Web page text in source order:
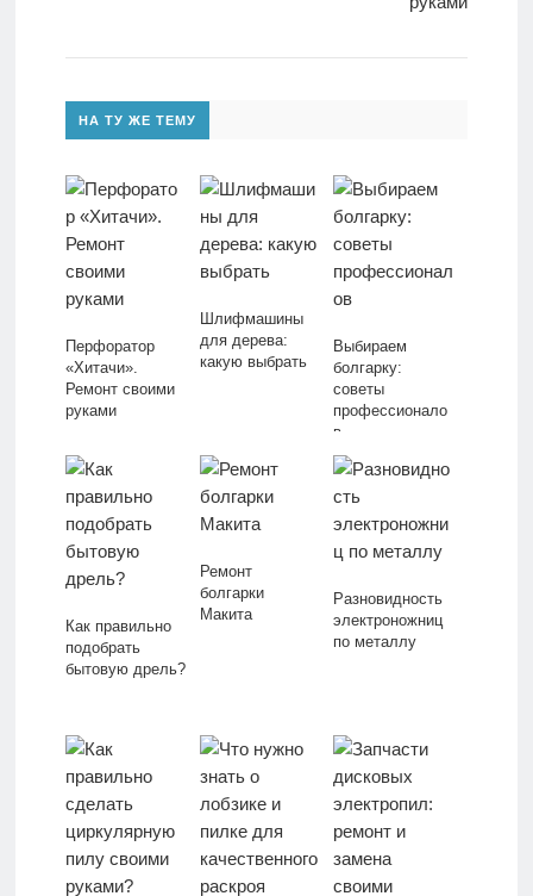
НА ТУ ЖЕ ТЕМУ
Перфоратор
«Хитачи».
Ремонт своими
руками
Шлифмашины
для дерева:
какую выбрать
Выбираем
болгарку:
советы
профессионало
в
Как правильно
подобрать
бытовую дрель?
Ремонт
болгарки
Макита
Разновидность
электроножниц
по металлу